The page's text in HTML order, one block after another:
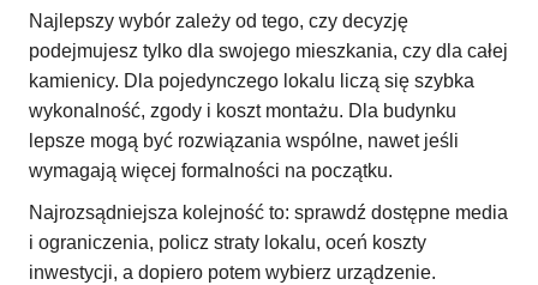
Najlepszy wybór zależy od tego, czy decyzję
podejmujesz tylko dla swojego mieszkania, czy dla całej
kamienicy. Dla pojedynczego lokalu liczą się szybka
wykonalność, zgody i koszt montażu. Dla budynku
lepsze mogą być rozwiązania wspólne, nawet jeśli
wymagają więcej formalności na początku.
Najrozsądniejsza kolejność to: sprawdź dostępne media
i ograniczenia, policz straty lokalu, oceń koszty
inwestycji, a dopiero potem wybierz urządzenie.